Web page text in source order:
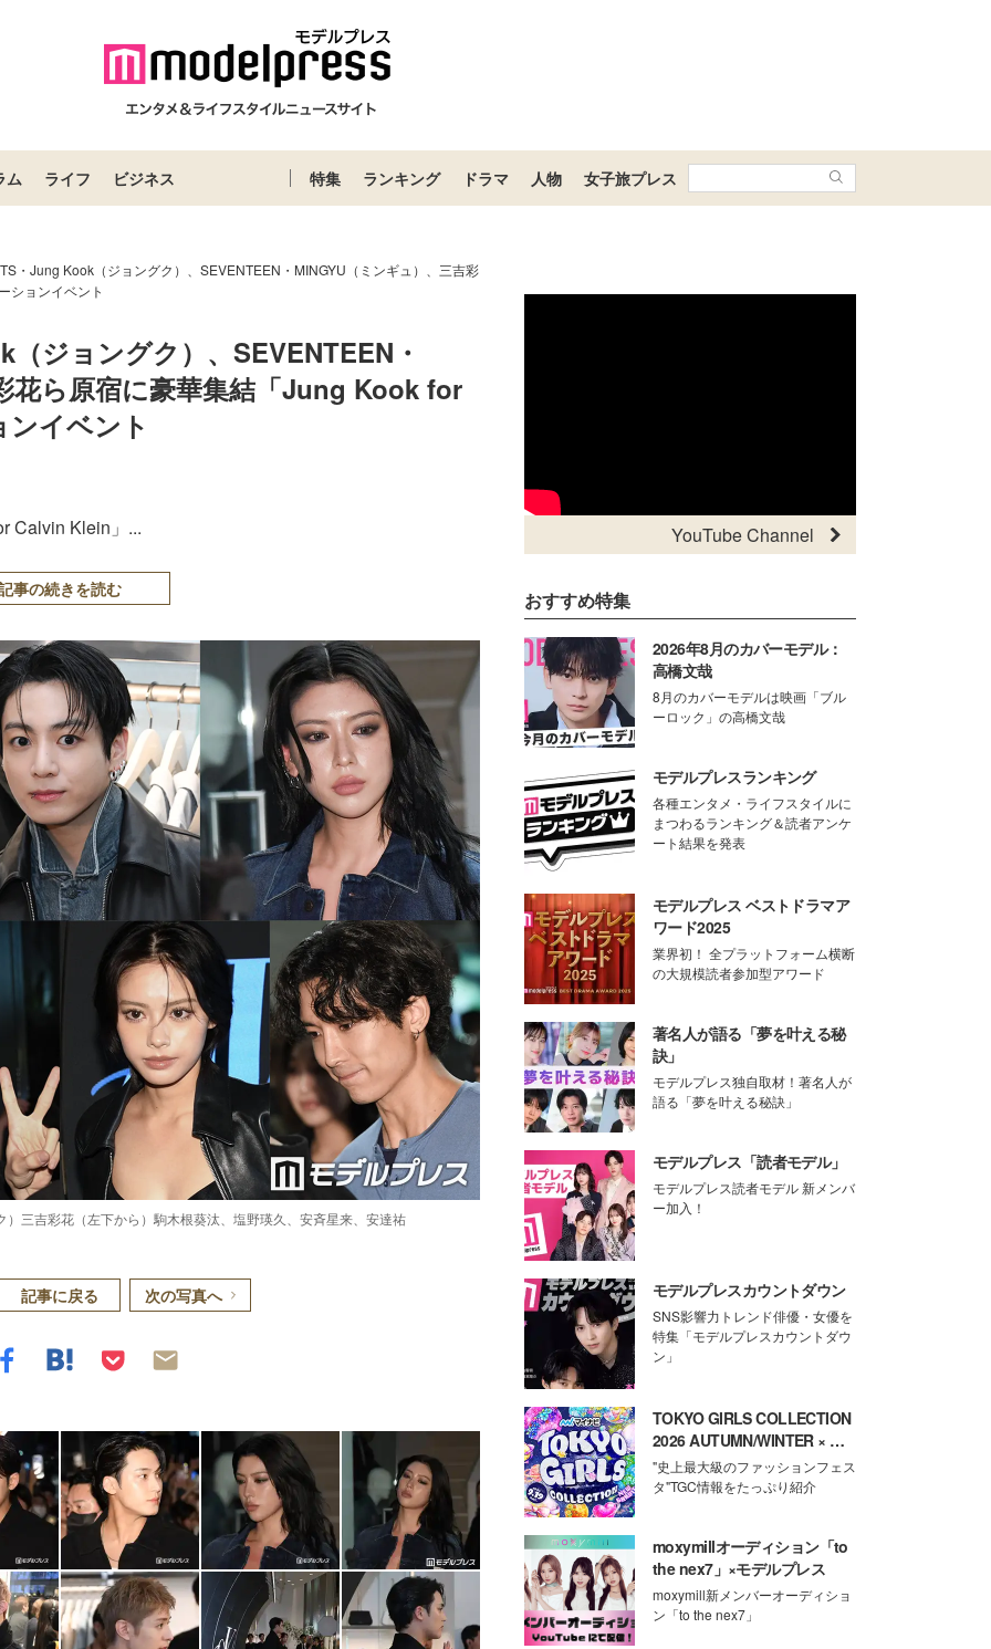
ム ライフ ビジネス 特集 ランキング ドラマ 人物 女子旅プレス
・Jung Kook（ジョングク）、SEVENTEEN・MINGYU（ミンギュ）、三吉彩
ションイベント
ジョングク）、SEVENTEEN・
花ら原宿に豪華集結「Jung Kook for
イベント
Calvin Klein」...
事の続きを読む
三吉彩花（左下から）駒木根葵汰、塩野瑛久、安斉星来、安達祐
記事に戻る 次の写真へ
YouTube Channel
おすすめ特集
2026年8月のカバーモデル：
高橋文哉
8月のカバーモデルは映画「ブル
ーロック」の高橋文哉
モデルプレスランキング
各種エンタメ・ライフスタイルに
まつわるランキング＆読者アンケ
ート結果を発表
モデルプレス ベストドラマア
ワード2025
業界初！ 全プラットフォーム横断
の大規模読者参加型アワード
著名人が語る「夢を叶える秘
訣」
モデルプレス独自取材！著名人が
語る「夢を叶える秘訣」
モデルプレス「読者モデル」
モデルプレス読者モデル 新メンバ
ー加入！
モデルプレスカウントダウン
SNS影響力トレンド俳優・女優を
特集「モデルプレスカウントダウ
ン」
TOKYO GIRLS COLLECTION
2026 AUTUMN/WINTER × モ
デルプレス
"史上最大級のファッションフェス
タ"TGC情報をたっぷり紹介
moxymillオーディション「to
the nex7」×モデルプレス
moxymill新メンバーオーディショ
ン「to the nex7」